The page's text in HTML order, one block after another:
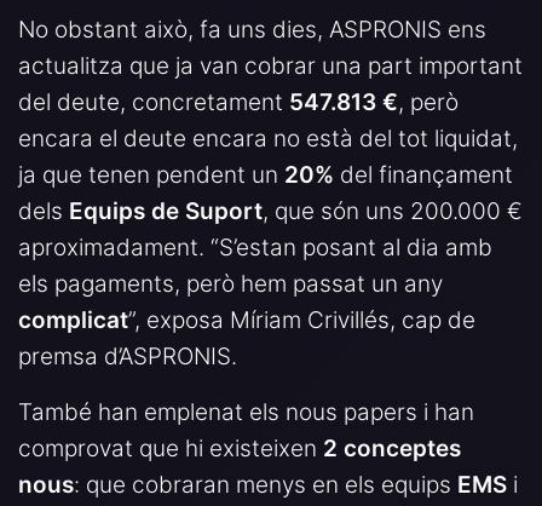
No obstant això, fa uns dies, ASPRONIS ens
actualitza que ja van cobrar una part important
del deute, concretament 547.813 €, però
encara el deute encara no està del tot liquidat,
ja que tenen pendent un 20% del finançament
dels Equips de Suport, que són uns 200.000 €
aproximadament. “S’estan posant al dia amb
els pagaments, però hem passat un any
complicat”, exposa Míriam Crivillés, cap de
premsa d’ASPRONIS.
També han emplenat els nous papers i han
comprovat que hi existeixen 2 conceptes
nous: que cobraran menys en els equips EMS i